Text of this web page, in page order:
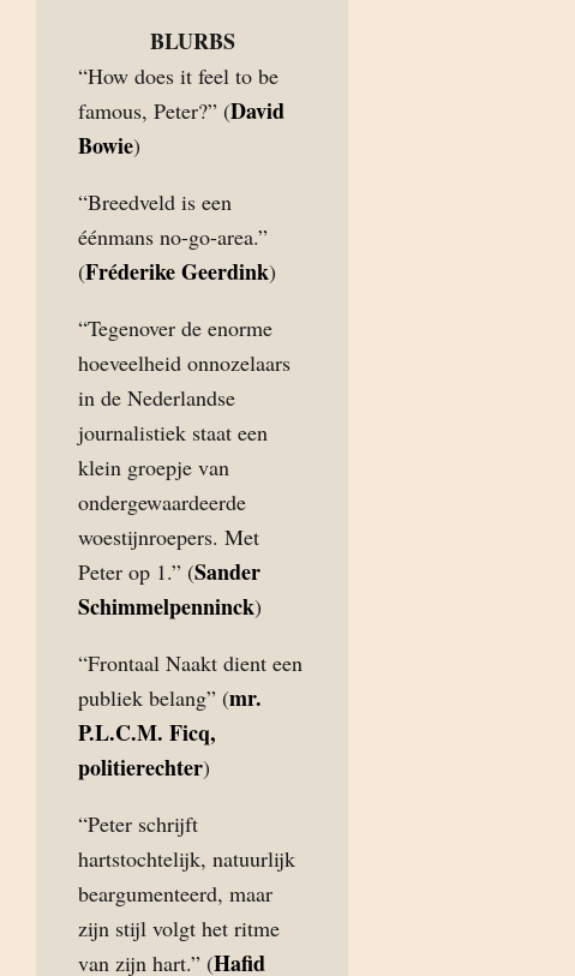
BLURBS
“How does it feel to be
famous, Peter?” (David
Bowie)
“Breedveld is een
éénmans no-go-area.”
(Fréderike Geerdink)
“Tegenover de enorme
hoeveelheid onnozelaars
in de Nederlandse
journalistiek staat een
klein groepje van
ondergewaardeerde
woestijnroepers. Met
Peter op 1.” (Sander
Schimmelpenninck)
“Frontaal Naakt dient een
publiek belang” (mr.
P.L.C.M. Ficq,
politierechter)
“Peter schrijft
hartstochtelijk, natuurlijk
beargumenteerd, maar
zijn stijl volgt het ritme
van zijn hart.” (Hafid